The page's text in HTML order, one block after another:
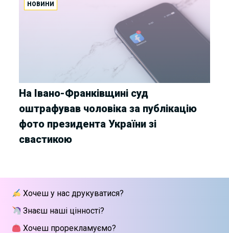
НОВИНИ
На Івано-Франківщині суд
оштрафував чоловіка за публікацію
фото президента України зі
свастикою
Хочеш у нас друкуватися?
Знаєш наші цінності?
Хочеш прорекламуємо?